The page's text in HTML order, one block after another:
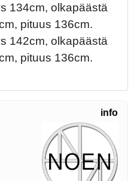
134cm, olkapäästä
pituus 136cm.
142cm, olkapäästä
pituus 136cm.
info